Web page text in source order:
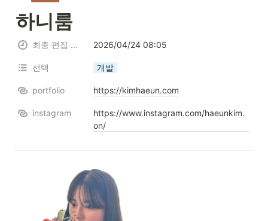
하니룸
최종 편집 일시 2026/04/24 08:05
선택 개발
portfolio https://kimhaeun.com
instagram
https://www.instagram.com/haeunkim.
on/